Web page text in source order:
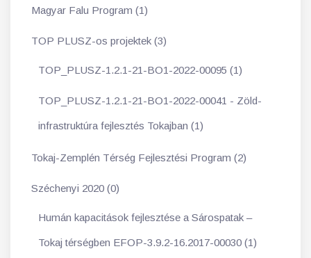
Magyar Falu Program (1)
TOP PLUSZ-os projektek (3)
TOP_PLUSZ-1.2.1-21-BO1-2022-00095 (1)
TOP_PLUSZ-1.2.1-21-BO1-2022-00041 - Zöld-
infrastruktúra fejlesztés Tokajban (1)
Tokaj-Zemplén Térség Fejlesztési Program (2)
Széchenyi 2020 (0)
Humán kapacitások fejlesztése a Sárospatak –
Tokaj térségben EFOP-3.9.2-16.2017-00030 (1)